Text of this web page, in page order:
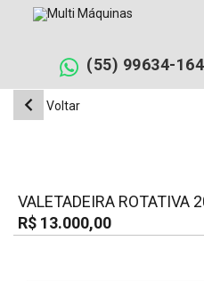
(55) 99634-
Voltar
VALETADEIRA ROTATIVA
R$ 13.000,00